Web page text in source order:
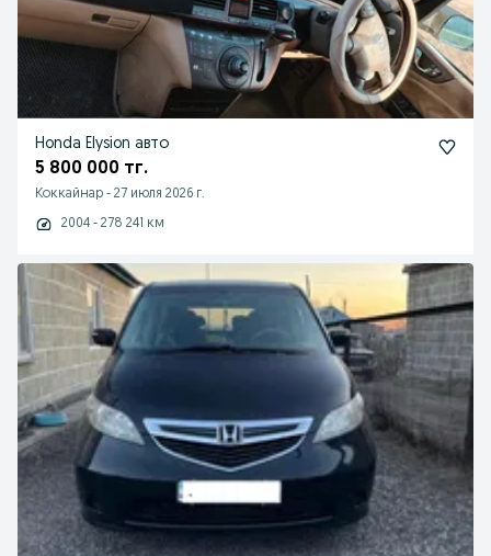
Honda Elysion авто
5 800 000 тг.
Коккайнар - 27 июля 2026 г.
2004 - 278 241 км